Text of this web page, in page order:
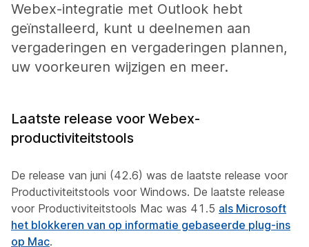
Webex-integratie met Outlook hebt
geïnstalleerd, kunt u deelnemen aan
vergaderingen en vergaderingen plannen,
uw voorkeuren wijzigen en meer.
Laatste release voor Webex-
productiviteitstools
De release van juni (42.6) was de laatste release voor
Productiviteitstools voor Windows. De laatste release
voor Productiviteitstools Mac was 41.5 als Microsoft
het blokkeren van op informatie gebaseerde plug-ins
op Mac.